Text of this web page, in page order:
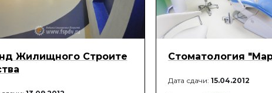
Жилищного Строите
Стоматология
Дата сдачи: 15.04.2012